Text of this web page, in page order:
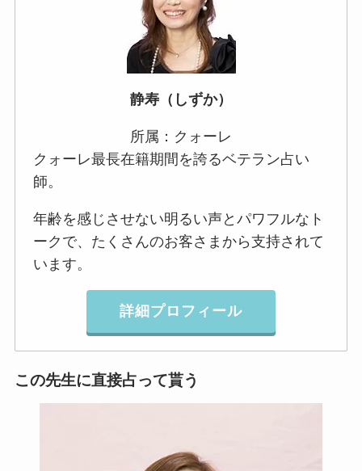
静寿（しずか）
所属：クォーレ
クォーレ最長在籍期間を誇るベテラン占い
師。
年齢を感じさせない明るい声とパワフルなト
ークで、たくさんのお客さまから支持されて
います。
詳細プロフィール
この先生に直接占って貰う